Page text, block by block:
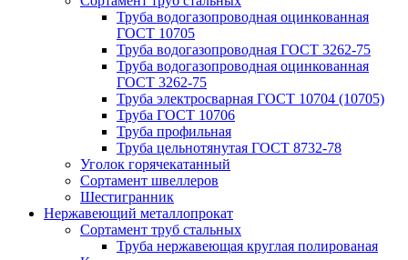
Труба водогазопроводная оцинкованная
ГОСТ 10705
Труба водогазопроводная ГОСТ 3262-75
Труба водогазопроводная оцинкованная
ГОСТ 3262-75
Труба электросварная ГОСТ 10704 (10705)
Труба ГОСТ 10706
Труба профильная
Труба цельнотянутая ГОСТ 8732-78
Уголок горячекатанный
Сортамент швеллеров
Шестигранник
Нержавеющий металлопрокат
Сортамент труб стальных
Труба нержавеющая круглая полированая